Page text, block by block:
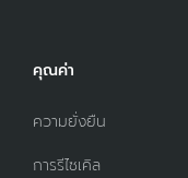
คุณค่า
ความยั่งยืน
การรีไซเคิล